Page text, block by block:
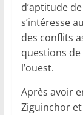
d’aptitude
s’intéresse
des conflits
questions
l’ouest.
Après avoir
Ziguinchor et